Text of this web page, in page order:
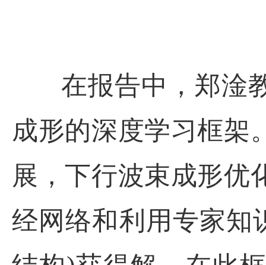
在报告中，郑淦教
成形的深度学习框架
展，下行波束成形优
经网络和利用专家知